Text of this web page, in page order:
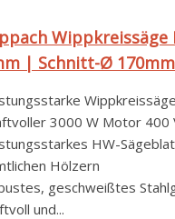
| Schnitt-Ø
3000 W Motor 400
HW-
Hölzern
geschweißtes
und...